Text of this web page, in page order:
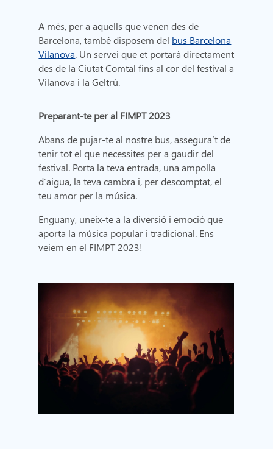
A més, per a aquells que venen des de
Barcelona, també disposem del bus Barcelona
Vilanova. Un servei que et portarà directament
des de la Ciutat Comtal fins al cor del festival a
Vilanova i la Geltrú.
Preparant-te per al FIMPT 2023
Abans de pujar-te al nostre bus, assegura’t de
tenir tot el que necessites per a gaudir del
festival. Porta la teva entrada, una ampolla
d’aigua, la teva cambra i, per descomptat, el
teu amor per la música.
Enguany, uneix-te a la diversió i emoció que
aporta la música popular i tradicional. Ens
veiem en el FIMPT 2023!